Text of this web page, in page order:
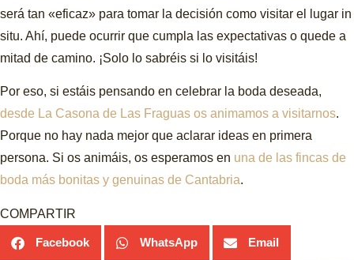
será tan «eficaz» para tomar la decisión como visitar el lugar in
situ. Ahí, puede ocurrir que cumpla las expectativas o quede a
mitad de camino. ¡Solo lo sabréis si lo visitáis!
Por eso, si estáis pensando en celebrar la boda deseada,
desde La Casona de Las Fraguas os animamos a visitarnos.
Porque no hay nada mejor que aclarar ideas en primera
persona. Si os animáis, os esperamos en una de las fincas de
boda más bonitas y genuinas de Cantabria.
COMPARTIR
Facebook WhatsApp Email